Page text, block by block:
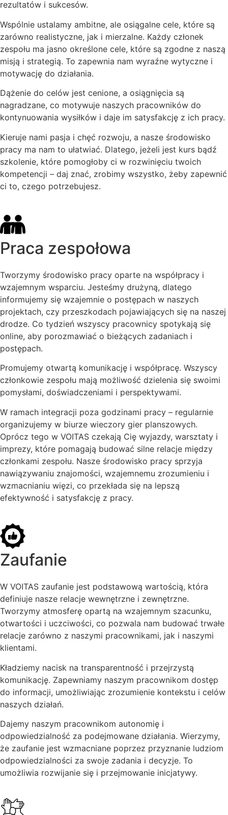
rezultatów i sukcesów.
Wspólnie ustalamy ambitne, ale osiągalne cele, które są
zarówno realistyczne, jak i mierzalne. Każdy członek
zespołu ma jasno określone cele, które są zgodne z naszą
misją i strategią. To zapewnia nam wyraźne wytyczne i
motywację do działania.
Dążenie do celów jest cenione, a osiągnięcia są
nagradzane, co motywuje naszych pracowników do
kontynuowania wysiłków i daje im satysfakcję z ich pracy.
Kieruje nami pasja i chęć rozwoju, a nasze środowisko
pracy ma nam to ułatwiać. Dlatego, jeżeli jest kurs bądź
szkolenie, które pomogłoby ci w rozwinięciu twoich
kompetencji – daj znać, zrobimy wszystko, żeby zapewnić
ci to, czego potrzebujesz.
Praca zespołowa
Tworzymy środowisko pracy oparte na współpracy i
wzajemnym wsparciu. Jesteśmy drużyną, dlatego
informujemy się wzajemnie o postępach w naszych
projektach, czy przeszkodach pojawiających się na naszej
drodze. Co tydzień wszyscy pracownicy spotykają się
online, aby porozmawiać o bieżących zadaniach i
postępach.
Promujemy otwartą komunikację i współpracę. Wszyscy
członkowie zespołu mają możliwość dzielenia się swoimi
pomysłami, doświadczeniami i perspektywami.
W ramach integracji poza godzinami pracy – regularnie
organizujemy w biurze wieczory gier planszowych.
Oprócz tego w VOITAS czekają Cię wyjazdy, warsztaty i
imprezy, które pomagają budować silne relacje między
członkami zespołu. Nasze środowisko pracy sprzyja
nawiązywaniu znajomości, wzajemnemu zrozumieniu i
wzmacnianiu więzi, co przekłada się na lepszą
efektywność i satysfakcję z pracy.
Zaufanie
W VOITAS zaufanie jest podstawową wartością, która
definiuje nasze relacje wewnętrzne i zewnętrzne.
Tworzymy atmosferę opartą na wzajemnym szacunku,
otwartości i uczciwości, co pozwala nam budować trwałe
relacje zarówno z naszymi pracownikami, jak i naszymi
klientami.
Kładziemy nacisk na transparentność i przejrzystą
komunikację. Zapewniamy naszym pracownikom dostęp
do informacji, umożliwiając zrozumienie kontekstu i celów
naszych działań.
Dajemy naszym pracownikom autonomię i
odpowiedzialność za podejmowane działania. Wierzymy,
że zaufanie jest wzmacniane poprzez przyznanie ludziom
odpowiedzialności za swoje zadania i decyzje. To
umożliwia rozwijanie się i przejmowanie inicjatywy.